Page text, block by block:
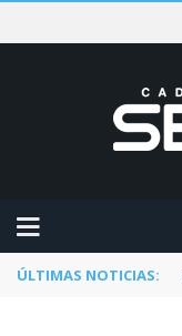
ÚLTIMAS NOTICIAS: